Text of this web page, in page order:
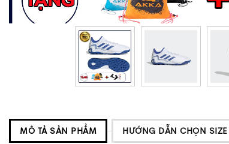
MÔ TẢ SẢN PHẨM HƯỚNG DẪN CHỌN SIZE